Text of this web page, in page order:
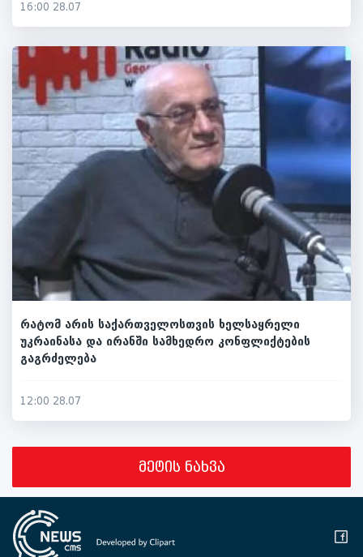
16:00 28.07
რატომ არის საქართველოსთვის ხელსაყრელი
უკრაინასა და ირანში სამხედრო კონფლიქტების
გაგრძელება
12:00 28.07
მეტის ნახვა